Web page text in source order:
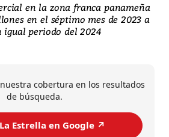
en la zona franca panameña
en el séptimo mes de 2023 a
igual periodo del 2024
cobertura en los resultados
de búsqueda.
Estrella en Google ↗️